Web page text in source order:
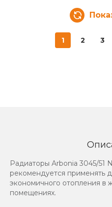
1 2 3
Радиаторы Arbonia 3045/51
рекомендуется применять
экономичного отопления в
помещениях.